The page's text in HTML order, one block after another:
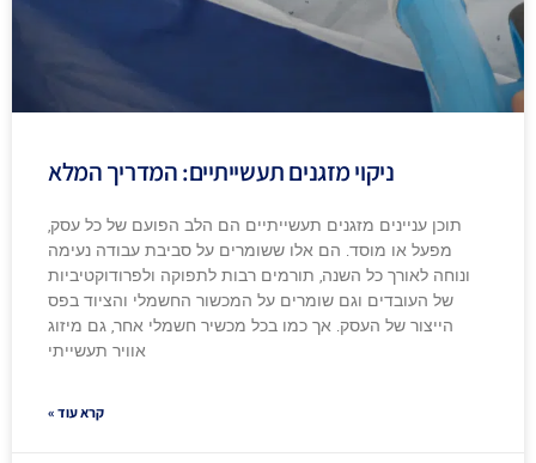
ניקוי מזגנים תעשייתיים: המדריך המלא
תוכן עניינים מזגנים תעשייתיים הם הלב הפועם של כל עסק,
מפעל או מוסד. הם אלו ששומרים על סביבת עבודה נעימה
ונוחה לאורך כל השנה, תורמים רבות לתפוקה ולפרודוקטיביות
של העובדים וגם שומרים על המכשור החשמלי והציוד בפס
הייצור של העסק. אך כמו בכל מכשיר חשמלי אחר, גם מיזוג
אוויר תעשייתי
קרא עוד »